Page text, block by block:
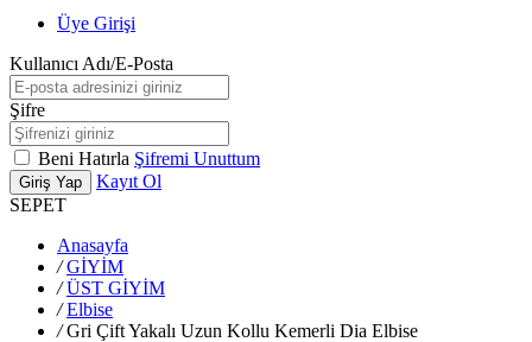
Üye Girişi
Kullanıcı Adı/E-Posta
Şifre
Beni Hatırla Şifremi Unuttum
Giriş Yap
Kayıt Ol
SEPET
Anasayfa
/ GİYİM
/ ÜST GİYİM
/ Elbise
/ Gri Çift Yakalı Uzun Kollu Kemerli Dia Elbise